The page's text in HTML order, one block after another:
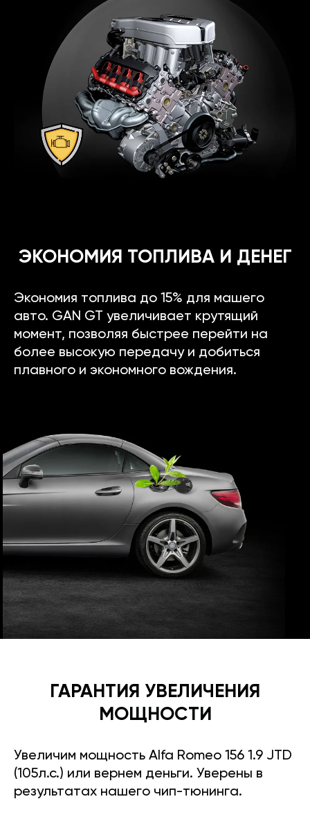
ЭКОНОМИЯ ТОПЛИВА И ДЕНЕГ
Экономия топлива до 15% для машего
авто. GAN GT увеличивает крутящий
момент, позволяя быстрее перейти на
более высокую передачу и добиться
плавного и экономного вождения.
ГАРАНТИЯ УВЕЛИЧЕНИЯ
МОЩНОСТИ
Увеличим мощность Alfa Romeo 156 1.9 JTD
(105л.с.) или вернем деньги. Уверены в
результатах нашего чип-тюнинга.